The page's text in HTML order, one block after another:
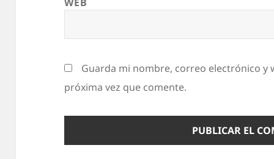
Guarda mi nombre, correo electrónico y
próxima vez que comente.